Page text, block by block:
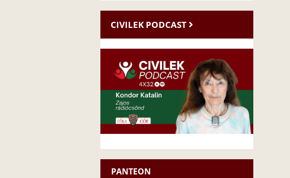
CIVILEK PODCAST
PANTEON